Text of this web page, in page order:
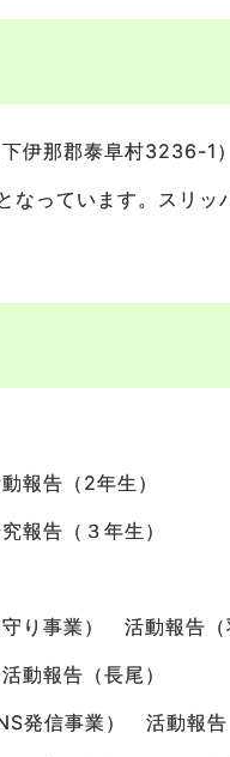
伊那郡泰阜村3236-1）
なっています。スリ
報告（2年生）
告（３年生）
り事業） 活動報告（
報告（長尾）
発信事業） 活動報告